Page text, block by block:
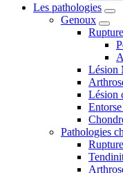
Les pathologies
Genoux
Lésion
Lésion
Pathologies